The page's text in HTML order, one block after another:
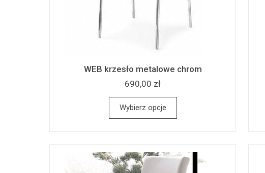
WEB krzesło metalowe chrom
690,00 zł
Wybierz opcje